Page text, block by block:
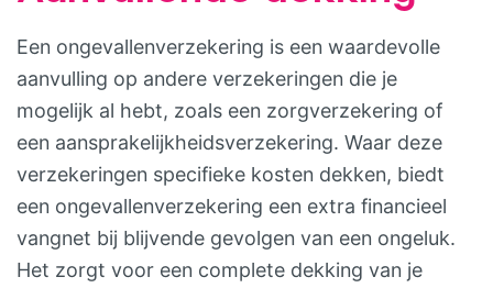
Een ongevallenverzekering is een waardevolle
aanvulling op andere verzekeringen die je
mogelijk al hebt, zoals een zorgverzekering of
een aansprakelijkheidsverzekering. Waar deze
verzekeringen specifieke kosten dekken, biedt
een ongevallenverzekering een extra financieel
vangnet bij blijvende gevolgen van een ongeluk.
Het zorgt voor een complete dekking van je